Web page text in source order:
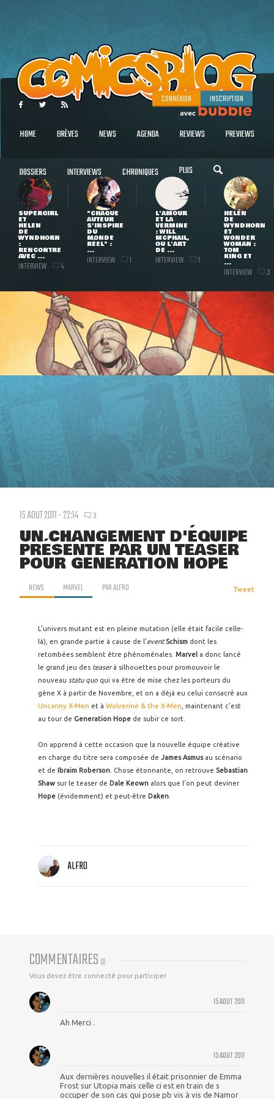
CONNEXION INSCRIPTION
HOME BRÈVES NEWS AGENDA REVIEWS PREVIEWS
DOSSIERS INTERVIEWS CHRONIQUES PLUS
SUPERGIRL
ET
HELEN
DE
WYNDHORN
:
RENCONTRE
AVEC ...
INTERVIEW 4
"CHAQUE
AUTEUR
S'INSPIRE
DU
MONDE
RÉEL" :
...
INTERVIEW 1
L'AMOUR
ET LA
VERMINE
: WILL
MCPHAIL,
OU L'ART
DE ...
INTERVIEW 1
HELEN
DE
WYNDHORN
ET
WONDER
WOMAN :
TOM
KING ET
...
INTERVIEW 3
15 AOUT 2011 - 22:14 3
UN CHANGEMENT D'ÉQUIPE
PRÉSENTÉ PAR UN TEASER
POUR GENERATION HOPE
NEWS MARVEL PARALFRO Tweet
L'univers mutant est en pleine mutation (elle était facile celle-
là), en grande partie à cause de l'event Schism dont les
retombées semblent être phénoménales. Marvel a donc lancé
le grand jeu des teaserà silhouettes pour promouvoir le
nouveau statu quo qui va être de mise chez les porteurs du
gène X à partir de Novembre, et on a déjà eu celui consacré aux
Uncanny X-Men et à Wolverine & the X-Men , maintenant c'est
au tour de Generation Hope de subir ce sort.
On apprend à cette occasion que la nouvelle équipe créative
en charge du titre sera composée de James Asmusau scénario
et de Ibraim Roberson . Chose étonnante, on retrouve Sebastian
Shaw sur le teaser de Dale Keown alors que l'on peut deviner
Hope (évidemment) et peut-être Daken
ALFRO
COMMENTAIRES (3)
Vous devez être connecté pour participer
15 AOUT 2011
Ah Merci .
15 AOUT 2011
Aux dernières nouvelles il était prisonnier de Emma
Frost sur Utopia mais celle ci est en train de s
occuper de son cas qui pose pb vis à vis de Namor